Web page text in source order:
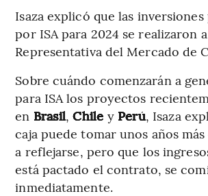
Isaza explicó que las
por ISA para 2024 se realizaron
Representativa del Mercado de
Sobre cuándo comenzarán a
para ISA los proyectos
en Brasil,Chile y Perú, Isaza
caja puede tomar unos años
a reflejarse, pero que los
está pactado el contrato, se
inmediatamente.